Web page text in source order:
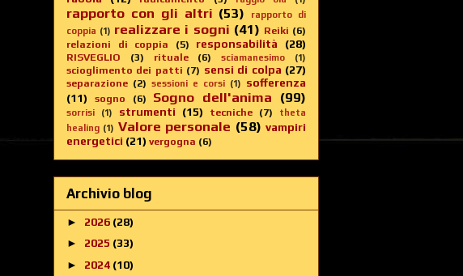
rapporto con gli altri (53)
rapporto di
coppia (1) realizzare i sogni (41) Reiki (6)
relazioni di coppia
(5) responsabilità (28)
RISVEGLIO (3) rituale (6) sciamanesimo (1)
scioglimento dei patti (7) sensi di colpa (27)
separazione (2) sessioni e corsi (1)
sofferenza
(11)
sogno (6) Sogno dell'anima (99)
sorrisi (1) strumenti (15) tecniche (7)
theta
healing (1) Valore personale (58) vampiri
energetici (21) vergogna (6)
Archivio blog
► 2026 (28)
► 2025 (33)
► 2024 (10)